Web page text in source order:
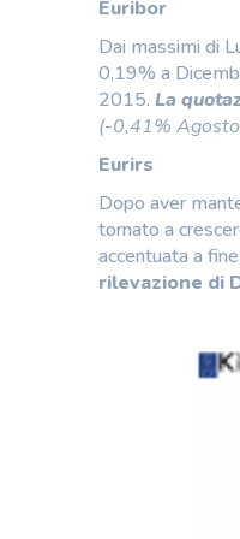
Euribor
Dai massimi di
0,19% a
2015. La
(-0,41% Agosto
Eurirs
Dopo aver
tornato a
accentuata a
rilevazione di